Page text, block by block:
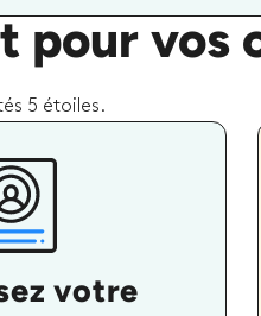
pour vos
5 étoiles.
votre